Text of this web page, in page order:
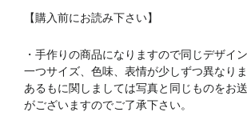
【購入前にお読み下さい】
・手作りの商品になりますので同じデザイ
一つサイズ、色味、表情が少しずつ異なり
あるもに関しましては写真と同じものをお
がございますのでご了承下さい。